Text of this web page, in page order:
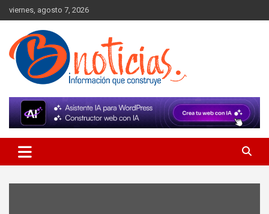
Skip
to
content
viernes, agosto 7, 2026
BNoticias